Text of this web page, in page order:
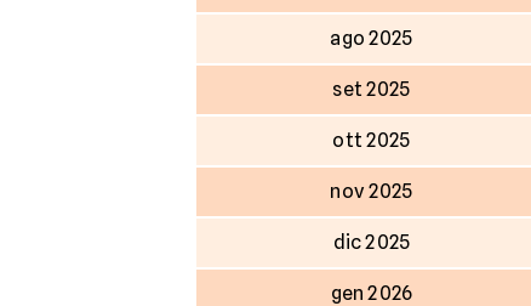
ago 2025
set 2025
ott 2025
nov 2025
dic 2025
gen 2026